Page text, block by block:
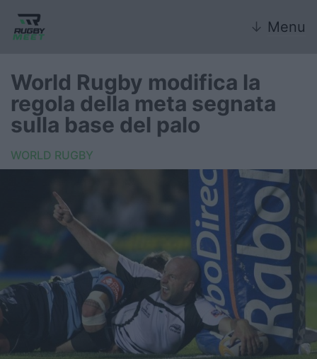
↓ Menu
Nazionale
Nazionali giovanili
Internazionale
6 Nazioni
United Rugby Championship
World Rugby modifica la
regola della meta segnata
sulla base del palo
WORLD RUGBY